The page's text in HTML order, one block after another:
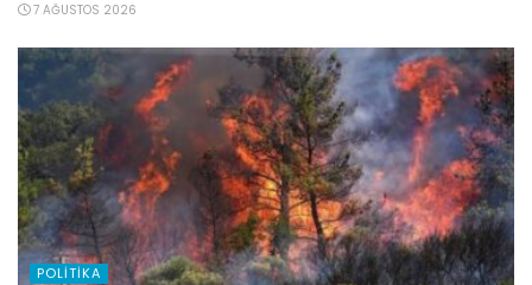
7 AĞUSTOS 2026
POLITIKA